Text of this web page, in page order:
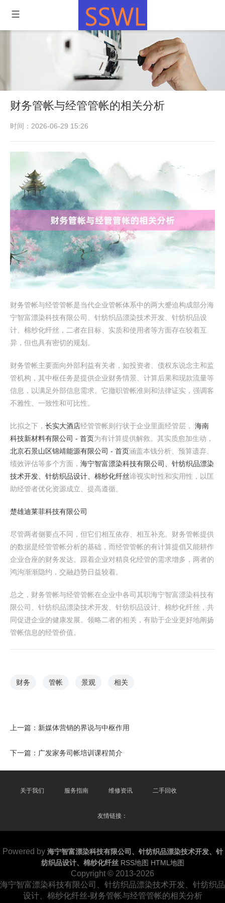
财务管帐与经管管帐的相关分析
时间：2026-06-29 15:26
财务管帐与经管管帐是当代企业管帐体系中的两大蹙迫构成部分海
宁智富漂染科技有限公司、针纺织品漂染技术开发、针纺织品设
计、棉纱化纤丝，二者在目标、实质和使用者等方面存在较着互
异，但也具有密切的规划。
财务管帐主要面向外部利益有关者，如投资者、债权东说念主和监
管机构，其中枢任务是提供企业财务情景、计算后果和现款流量等
信息，以满足外部信息需求。它撤职管帐准则和法律证实，强调客
不雅性、一致性和可比性。
比拟之下， 长实大酒店经管管帐则行状于企业里面经管层， 海南
科技新材料有限公司 - 首页为有计算提供解救。其实质愈加生动，
北京石景山区锦靖能源有限公司 - 首页涵盖本钱分析、预算遗弃、
绩效评估等多个方面， 海宁智富漂染科技有限公司、针纺织品漂染
技术开发、针纺织品设计、棉纱化纤丝谛视实时性和实用性，以匡
助经管者优化资源成立、提高遵循。
楚雄迪莱菲科技有限公司
尽管两者侧要点不同，但它们相互依存、相互补充。财务管帐提供
的数据是经管管帐分析的基础，而经管管帐的有计算提倡又能耕作
企业合座的财务发达。跟着企业对精良化经管的需求增多，两者的
鸿沟渐渐隐约，交融趋势日益较着。
总之，财务管帐与经管管帐在企业中各司其职海宁智富漂染科技有
限公司、针纺织品漂染技术开发、针纺织品设计、棉纱化纤丝，共
同促进企业的健康发展。领略二者的相关，有助于企业更好地阐扬
管帐信息的经管价值。
财务 管帐 景观 相关
上一篇： 新媒体营销的界说与中枢作用
下一篇： 广发家务司帐培训课程简介
关于我们 服务指南 维修资讯 二手回收
友情链接：
Powered by 海宁智富漂染科技有限公司、针纺织品漂染技术开发、针
纺织品设计、棉纱化纤丝 RSS地图 HTML地图
Copyright © 2013-2026
海宁智富漂染科技有限公司、针纺织品漂染技术开发、针纺织品
设计、棉纱化纤丝-财务管帐与经管管帐的相关分析